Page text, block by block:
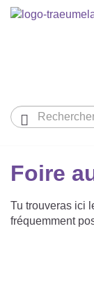
Aperçu des
Notre pays de


Foire
Tu trouveras ici
fréquemment